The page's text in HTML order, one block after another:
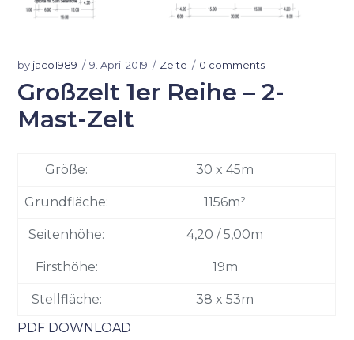
by jaco1989 9. April 2019 Zelte 0 comments
Großzelt 1er Reihe – 2-
Mast-Zelt
Größe: 30 x 45m
Grundfläche: 1156m²
Seitenhöhe: 4,20 / 5,00m
Firsthöhe: 19m
Stellfläche:
38 x 53m
PDF DOWNLOAD